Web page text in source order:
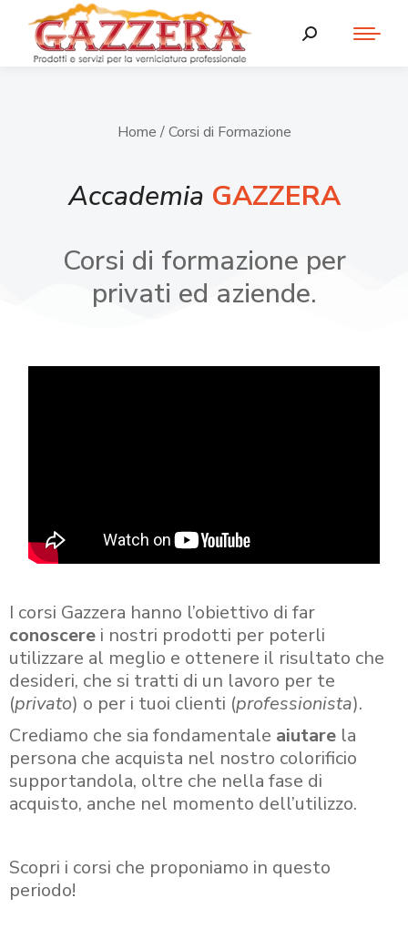
Home / Corsi di Formazione
Accademia GAZZERA
Corsi di formazione per
privati ed aziende.
I corsi Gazzera hanno l’obiettivo di far
conoscere i nostri prodotti per poterli
utilizzare al meglio e ottenere il risultato che
desideri, che si tratti di un lavoro per te
(privato) o per i tuoi clienti (professionista).
Crediamo che sia fondamentale aiutare la
persona che acquista nel nostro colorificio
supportandola, oltre che nella fase di
acquisto, anche nel momento dell’utilizzo.
Scopri i corsi che proponiamo in questo
periodo!